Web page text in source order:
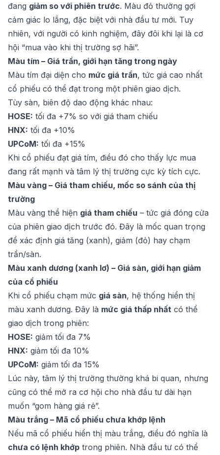
đang giảm so với phiên trước. Màu đỏ thường gợi
cảm giác lo lắng, đặc biệt với nhà đầu tư mới. Tuy
nhiên, với người có kinh nghiệm, đây đôi khi lại là cơ
hội “mua vào khi thị trường sợ hãi”.
Màu tím – Giá trần, giới hạn tăng trong ngày
Màu tím đại diện cho mức giá trần, tức giá cao nhất
cổ phiếu có thể đạt trong một phiên giao dịch.
Tùy sàn, biên độ dao động khác nhau:
HOSE: tối đa +7% so với giá tham chiếu
HNX: tối đa +10%
UPCoM: tối đa +15%
Khi cổ phiếu đạt giá tím, điều đó cho thấy lực mua
đang rất mạnh và tâm lý thị trường cực kỳ tích cực.
Màu vàng – Giá tham chiếu, mốc so sánh của thị
trường
Màu vàng thể hiện giá tham chiếu – tức giá đóng cửa
của phiên giao dịch trước đó. Đây là mốc quan trọng
để xác định giá tăng (xanh), giảm (đỏ) hay chạm
trần/sàn.
Màu xanh dương (xanh lơ) – Giá sàn, giới hạn giảm
của cổ phiếu
Khi cổ phiếu chạm mức giá sàn, hệ thống hiển thị
màu xanh dương. Đây là mức giá thấp nhất có thể
giao dịch trong phiên:
HOSE: giảm tối đa 7%
HNX: giảm tối đa 10%
UPCoM: giảm tối đa 15%
Lúc này, tâm lý thị trường thường khá bi quan, nhưng
cũng có thể mở ra cơ hội cho nhà đầu tư dài hạn
muốn “gom hàng giá rẻ”.
Màu trắng – Mã cổ phiếu chưa khớp lệnh
Nếu mã cổ phiếu hiển thị màu trắng, điều đó nghĩa là
chưa có lệnh khớp trong phiên. Nhà đầu tư có thể